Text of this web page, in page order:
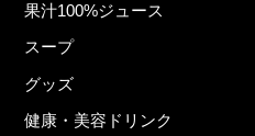
果汁100%ジュース
スープ
グッズ
健康・美容ドリンク